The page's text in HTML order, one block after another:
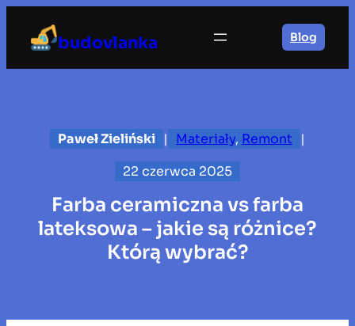
treści
budovlanka Blog
Paweł Zieliński | Materiały, Remont
|
22 czerwca 2025
Farba ceramiczna vs farba
lateksowa – jakie są różnice?
Którą wybrać?